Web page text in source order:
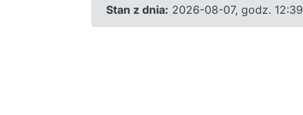
Stan z dnia: 2026-08-07, godz. 12:39